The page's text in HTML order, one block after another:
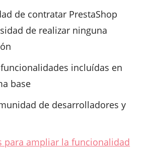
de contratar PrestaShop
de realizar ninguna
incluídas en
base
de desarrolladores y
para ampliar la funcionalidad